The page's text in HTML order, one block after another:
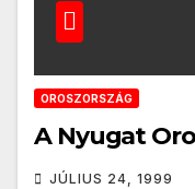
OROSZORSZÁG
A Nyugat
JÚLIUS 24, 1999